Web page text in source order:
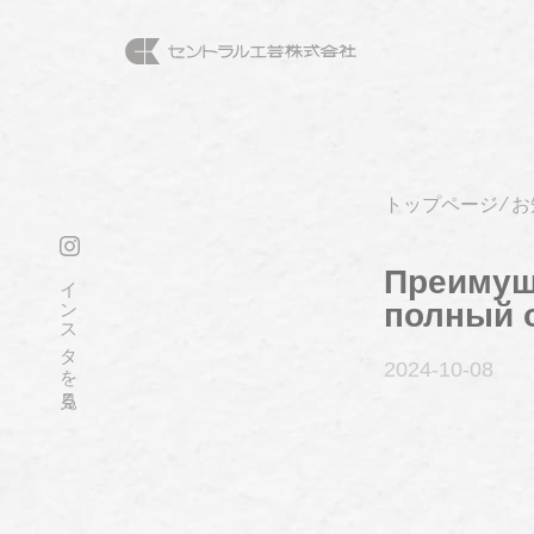
インスタを見る
トップページ⁄
полный
2024-10-08